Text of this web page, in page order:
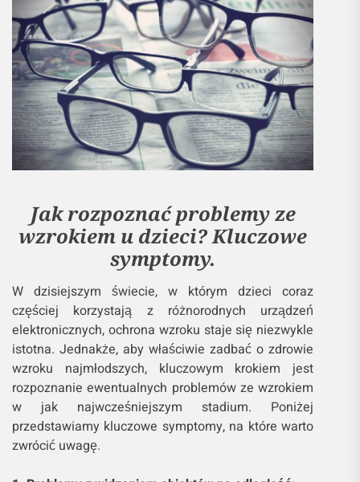
Jak rozpoznać problemy ze
wzrokiem u dzieci? Kluczowe
symptomy.
W dzisiejszym świecie, w którym dzieci coraz
częściej korzystają z różnorodnych urządzeń
elektronicznych, ochrona wzroku staje się niezwykle
istotna. Jednakże, aby właściwie zadbać o zdrowie
wzroku najmłodszych, kluczowym krokiem jest
rozpoznanie ewentualnych problemów ze wzrokiem
w jak najwcześniejszym stadium. Poniżej
przedstawiamy kluczowe symptomy, na które warto
zwrócić uwagę.